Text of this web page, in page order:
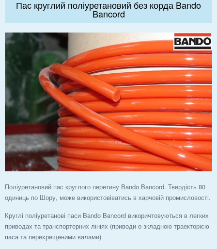
Пас круглий поліуретановий без корда Bando
Bancord
Поліуретановий пас круглого перетину Bando Bancord. Твердість 80
одиниць по Шору, може використовіватись в харчовій промисловості.
Круглі поліуретанові паси Bando Bancord викоричтовуються в легких
приводах та транспортерних лініях (приводи о зкладною траекторією
паса та перехрещеними валами)